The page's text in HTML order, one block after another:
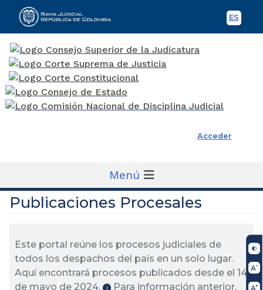
ES
Rama Judicial
Acceder
Menú
Publicaciones Procesales
Este portal reúne los procesos judiciales de
todos los despachos del país en un solo lugar.
Aquí encontrará procesos publicados desde el 14
de mayo de 2024.
ℹ️
Para información anterior,